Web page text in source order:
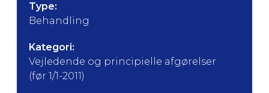
Type:
Behandling
Kategori:
Vejledende og principielle afgørelser
(før 1/1-2011)